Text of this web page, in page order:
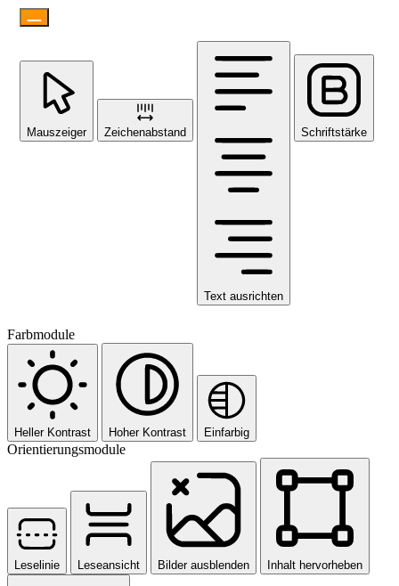
Mauszeiger Zeichenabstand
Text ausrichten
Schriftstärke
Farbmodule
Heller Kontrast Hoher Kontrast Einfarbig
Orientierungsmodule
Leselinie Leseansicht Bilder ausblenden Inhalt hervorheben